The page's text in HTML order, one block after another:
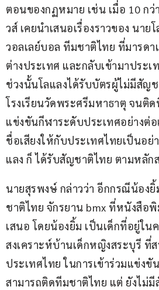
ตอนของกฏหมาย เช่น เมื่อ 10 ก
วส์ เคยนำเสนอเรื่องราวของ นาย
วอลเลย์บอล ทีมชาติไทย ที่มารด
ต่างประเทศ และกลับเข้ามาประเ
ช่วงนั้นโลแลงได้รับบัตรผู้ไม่มีสัญช
โรงเรียนวัดพระศรีมหาธาตุ จนติ
แข่งขันกีฬาระดับประเทศอย่างต่อ
ชื่อเสียงให้กับประเทศไทยเป็นอย่
แลง ก็ ได้รับสัญชาติไทย ตามหลัก
นายสุรพงษ์ กล่าวว่า อีกกรณีน้องยิ้
ชาติไทย จักรยาน bmx ที่หนังสือพิ
เสนอ โดยน้องยิ้ม เป็นเด็กที่อยู่ใน
สงเคราะห์บ้านเด็กหญิงสระบุรี ที่
ประเทศไทย ในการเข้าร่วมแข่ง
สามารถติดทีมชาติไทย แต่ ยังไม่